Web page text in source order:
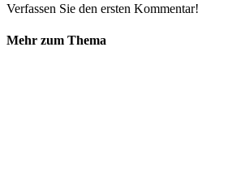
Verfassen Sie den ersten Kommentar!
Mehr zum Thema